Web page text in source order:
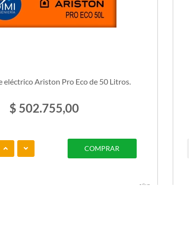
eléctrico Ariston Pro Eco de 50 Litros.
$ 502.755,00
COMPRAR
c/iva